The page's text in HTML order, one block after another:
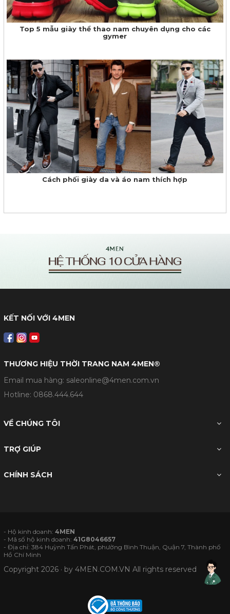
Top 5 mẫu giày thể thao nam chuyên dụng cho các
gymer
Cách phối giày da và áo nam thích hợp
KẾT NỐI VỚI 4MEN
THƯƠNG HIỆU THỜI TRANG NAM 4MEN®
Email mua hàng: saleonline@4men.com.vn
Hotline: 0868.444.644
VỀ CHÚNG TÔI
TRỢ GIÚP
CHÍNH SÁCH
- Hộ kinh doanh:4MEN
- Mã số hộ kinh doanh:41G8046657
- Địa chỉ: 384 Huỳnh Tấn Phát, phường Bình Thuận, Quận 7, Thành phố
Hồ Chí Minh
Copyright 2026 · by4MEN.COM.VN All rights reserved